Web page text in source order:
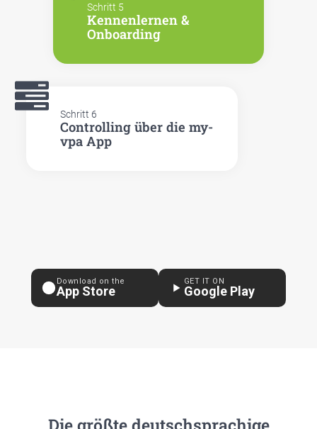
Schritt 5
Ken­nen­ler­nen &
Onboar­ding
Schritt 6
Con­trol­ling über die my-
vpa App
Download on the
App Store
GET IT ON
Google Play
Die größ­te deutsch­spra­chi­ge